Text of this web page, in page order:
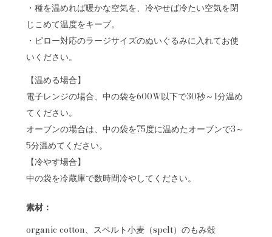
・種を温めれば暖かな空気を、冷やせば冷たい空気を閉
じこめて温度をキープ。
・ピロー対応のラージサイズのぬいぐるみに入れてお使
いください。
【温める場合】
電子レンジの場合、中の袋を600W以下で30秒～1分温め
てください。
オーブンの場合は、中の袋を75度に温めたオーブンで3～
5分温めてください。
【冷やす場合】
中の袋を冷蔵庫で数時間冷やしてください。
素材：
organic cotton、スペルト小麦（spelt）のもみ殻